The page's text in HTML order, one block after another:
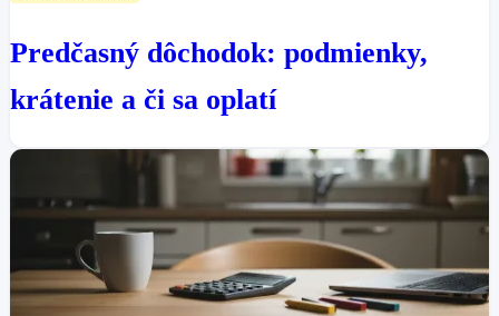
Predčasný dôchodok: podmienky,
krátenie a či sa oplatí